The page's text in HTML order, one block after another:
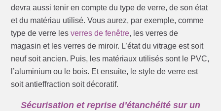
devra aussi tenir en compte du type de verre, de son état
et du matériau utilisé. Vous aurez, par exemple, comme
type de verre lesverres de fenêtre, les verres de
magasin et les verres de miroir. L’état du vitrage est soit
neuf soit ancien. Puis, les matériaux utilisés sont le PVC,
l’aluminium ou le bois. Et ensuite, le style de verre est
soit antieffraction soit décoratif.
Sécurisation et reprise d’étanchéité sur un